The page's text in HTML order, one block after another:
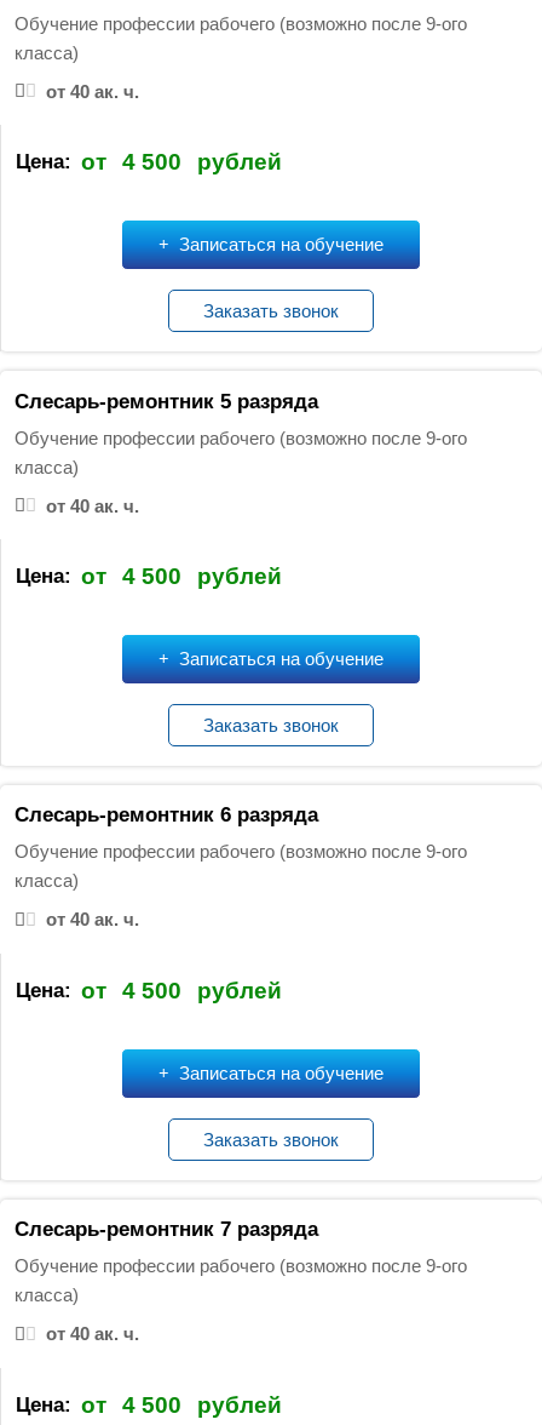
Обучение профессии рабочего (возможно после 9-ого
класса)
от 40 ак. ч.
Цена: от 4 500 рублей
Записаться на обучение
Заказать звонок
Слесарь-ремонтник 5 разряда
Обучение профессии рабочего (возможно после 9-ого
класса)
от 40 ак. ч.
Цена: от 4 500 рублей
Записаться на обучение
Заказать звонок
Слесарь-ремонтник 6 разряда
Обучение профессии рабочего (возможно после 9-ого
класса)
от 40 ак. ч.
Цена: от 4 500 рублей
Записаться на обучение
Заказать звонок
Слесарь-ремонтник 7 разряда
Обучение профессии рабочего (возможно после 9-ого
класса)
от 40 ак. ч.
Цена: от 4 500 рублей